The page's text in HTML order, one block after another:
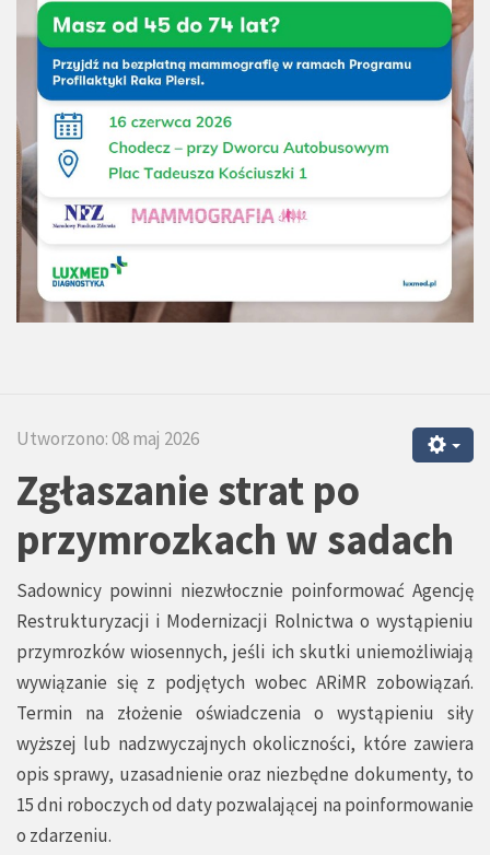
Utworzono: 08 maj 2026
Zgłaszanie strat po
przymrozkach w sadach
Sadownicy powinni niezwłocznie poinformować Agencję
Restrukturyzacji i Modernizacji Rolnictwa o wystąpieniu
przymrozków wiosennych, jeśli ich skutki uniemożliwiają
wywiązanie się z podjętych wobec ARiMR zobowiązań.
Termin na złożenie oświadczenia o wystąpieniu siły
wyższej lub nadzwyczajnych okoliczności, które zawiera
opis sprawy, uzasadnienie oraz niezbędne dokumenty, to
15 dni roboczych od daty pozwalającej na poinformowanie
o zdarzeniu.